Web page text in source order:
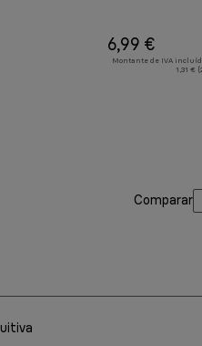
6,99 €
Montante de IVA
1,31 €
Comparar